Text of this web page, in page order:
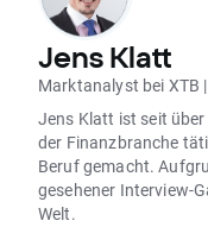
Jens Klatt
Marktanalyst bei XTB
Jens Klatt ist seit
der Finanzbranche
Beruf gemacht.
gesehener Interview-
Welt.